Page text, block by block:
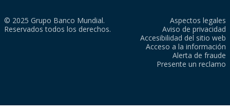
© 2025 Grupo Banco Mundial.
Reservados todos los derechos.
Aspectos legales
Aviso de privacidad
Accesibilidad del sitio web
Acceso a la información
Alerta de fraude
Presente un reclamo